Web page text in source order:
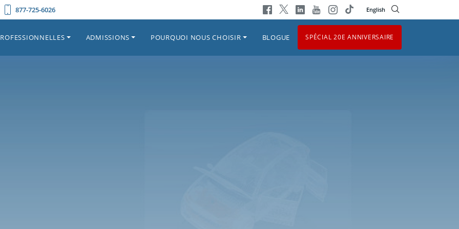
877-725-6026 English
ADMISSIONS POURQUOI NOUS CHOISIR BLOGUE SPÉCIAL 20E ANNIVERSAIRE